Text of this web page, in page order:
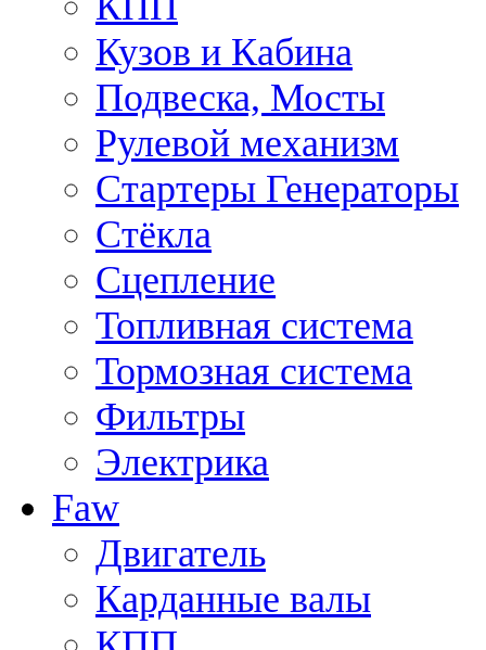
Кузов и Кабина
Подвеска, Мосты
Рулевой механизм
Стартеры Генераторы
Стёкла
Сцепление
Топливная система
Тормозная система
Фильтры
Электрика
Faw
Двигатель
Карданные валы